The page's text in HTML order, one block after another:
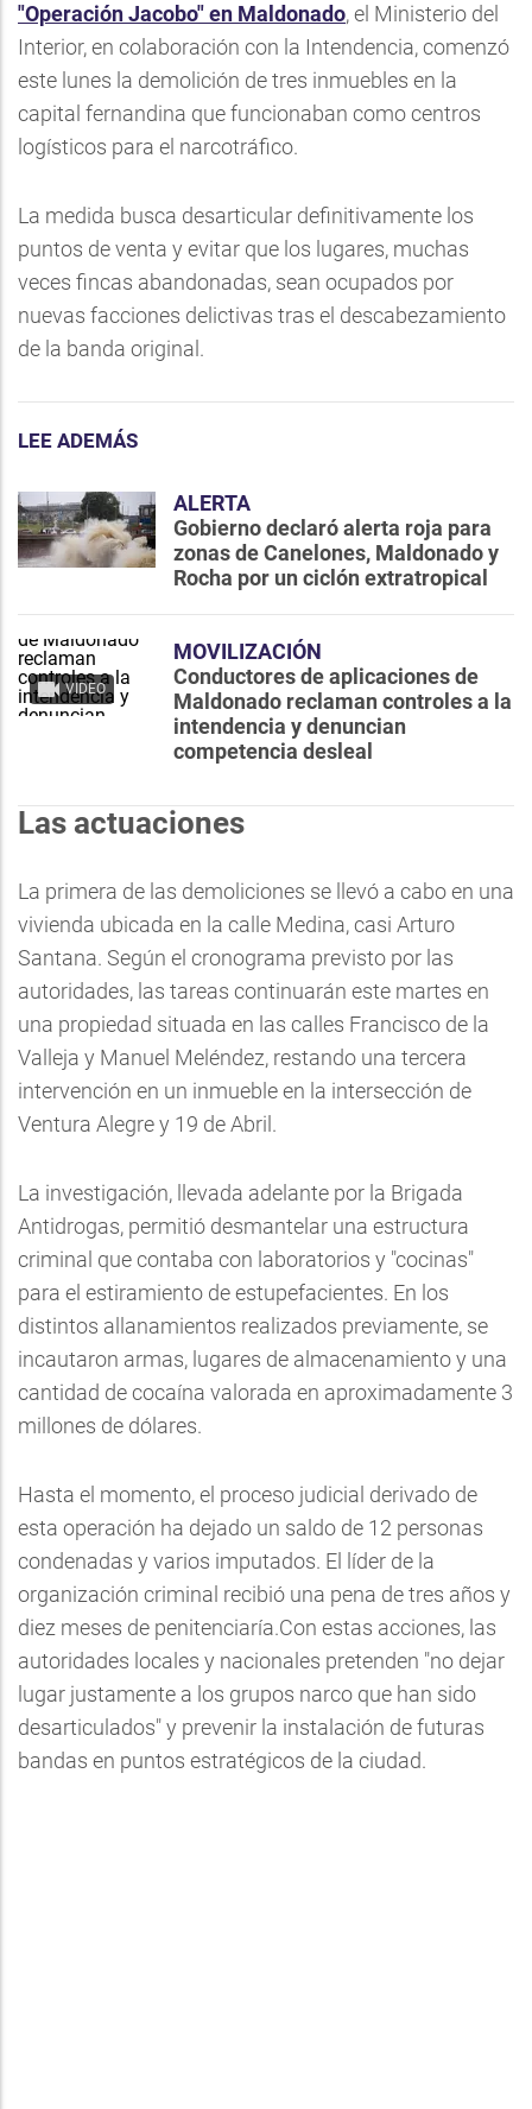
"Operación Jacobo" en Maldonado, el Ministerio del
Interior, en colaboración con la Intendencia, comenzó
este lunes la demolición de tres inmuebles en la
capital fernandina que funcionaban como centros
logísticos para el narcotráfico.
La medida busca desarticular definitivamente los
puntos de venta y evitar que los lugares, muchas
veces fincas abandonadas, sean ocupados por
nuevas facciones delictivas tras el descabezamiento
de la banda original.
LEE ADEMÁS
ALERTA
Gobierno declaró alerta roja para
zonas de Canelones, Maldonado y
Rocha por un ciclón extratropical
VIDEO
MOVILIZACIÓN
Conductores de aplicaciones de
Maldonado reclaman controles a la
intendencia y denuncian
competencia desleal
Las actuaciones
La primera de las demoliciones se llevó a cabo en una
vivienda ubicada en la calle Medina, casi Arturo
Santana. Según el cronograma previsto por las
autoridades, las tareas continuarán este martes en
una propiedad situada en las calles Francisco de la
Valleja y Manuel Meléndez, restando una tercera
intervención en un inmueble en la intersección de
Ventura Alegre y 19 de Abril.
La investigación, llevada adelante por la Brigada
Antidrogas, permitió desmantelar una estructura
criminal que contaba con laboratorios y "cocinas"
para el estiramiento de estupefacientes. En los
distintos allanamientos realizados previamente, se
incautaron armas, lugares de almacenamiento y una
cantidad de cocaína valorada en aproximadamente 3
millones de dólares.
Hasta el momento, el proceso judicial derivado de
esta operación ha dejado un saldo de 12 personas
condenadas y varios imputados. El líder de la
organización criminal recibió una pena de tres años y
diez meses de penitenciaría.Con estas acciones, las
autoridades locales y nacionales pretenden "no dejar
lugar justamente a los grupos narco que han sido
desarticulados" y prevenir la instalación de futuras
bandas en puntos estratégicos de la ciudad.